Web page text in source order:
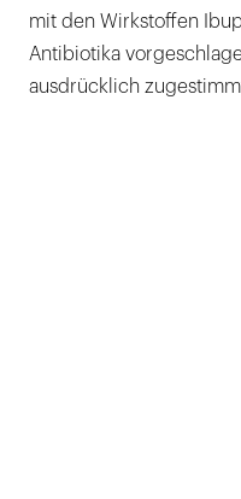
mit den Wirkstoffen
Antibiotika
ausdrücklich